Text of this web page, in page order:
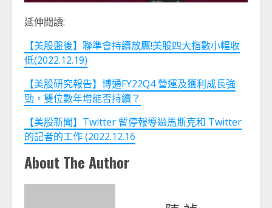
延伸閱讀:
【美股盤後】聯準會持續放鷹!美股四大指數小幅收
低(2022.12.19)
【美股研究報告】博通FY22Q4 營運及獲利成長強
勁，雙位數年增能否持續？
【美股新聞】Twitter 暫停報導過馬斯克和 Twitter
的記者的工作 (2022.12.16
About The Author